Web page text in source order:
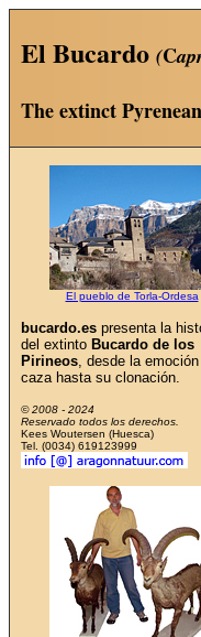
El Bucardo (C
The extinct
El pueblo de Torla-Ordesa
bucardo.es presenta la
del extinto Bucardo de los
Pirineos, desde la
caza hasta su clonación.
© 2008 - 2024
Reservado todos los derechos.
Kees Woutersen (Huesca)
Tel. (0034) 619123999